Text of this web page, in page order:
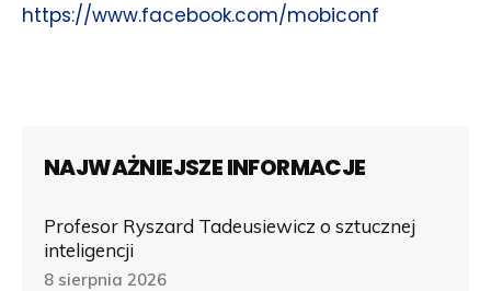
https://www.facebook.com/mobiconf
NAJWAŻNIEJSZE INFORMACJE
Profesor Ryszard Tadeusiewicz o sztucznej
inteligencji
8 sierpnia 2026